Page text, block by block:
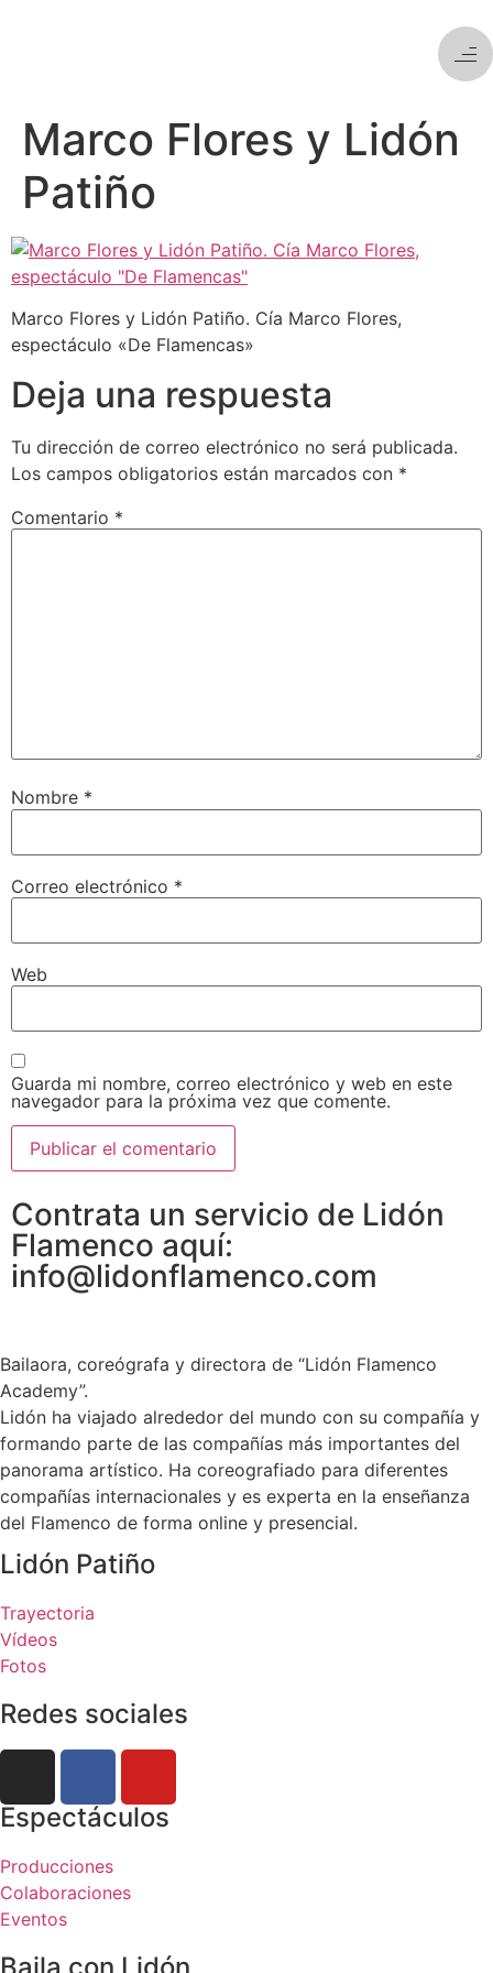
Marco Flores y Lidón
Patiño
Marco Flores y Lidón Patiño. Cía Marco Flores,
espectáculo «De Flamencas»
Deja una respuesta
Tu dirección de correo electrónico no será publicada.
Los campos obligatorios están marcados con *
Comentario *
Nombre *
Correo electrónico *
Web
Guarda mi nombre, correo electrónico y web en este
navegador para la próxima vez que comente.
Contrata un servicio de Lidón
Flamenco aquí:
info@lidonflamenco.com
Bailaora, coreógrafa y directora de “Lidón Flamenco
Academy”.
Lidón ha viajado alrededor del mundo con su compañía y
formando parte de las compañías más importantes del
panorama artístico. Ha coreografiado para diferentes
compañías internacionales y es experta en la enseñanza
del Flamenco de forma online y presencial.
Lidón Patiño
Trayectoria
Vídeos
Fotos
Redes sociales
Espectáculos
Producciones
Colaboraciones
Eventos